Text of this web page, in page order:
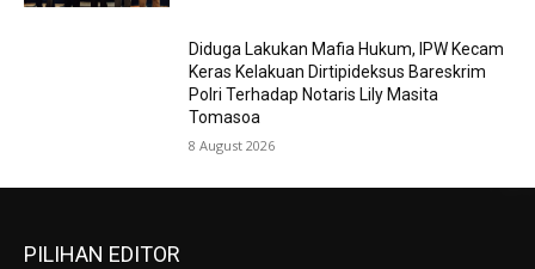
Diduga Lakukan Mafia Hukum, IPW Kecam
Keras Kelakuan Dirtipideksus Bareskrim
Polri Terhadap Notaris Lily Masita
Tomasoa
8 August 2026
PILIHAN EDITOR